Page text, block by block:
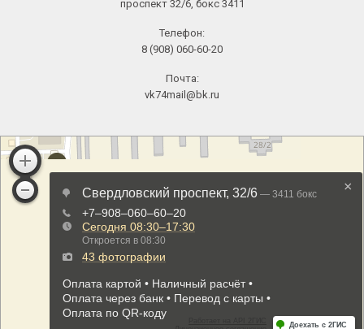
проспект 32/6, бокс 3411
Телефон:
8 (908) 060-60-20
Почта:
vk74mail@bk.ru